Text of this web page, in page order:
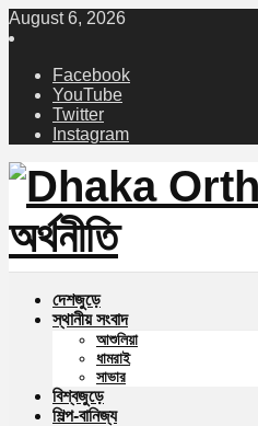
August 6, 2026
Facebook
YouTube
Twitter
Instagram
দেশজুড়ে
স্থানীয় সংবাদ
আশুলিয়া
ধামরাই
সাভার
বিশ্বজুড়ে
শিল্প-বানিজ্য